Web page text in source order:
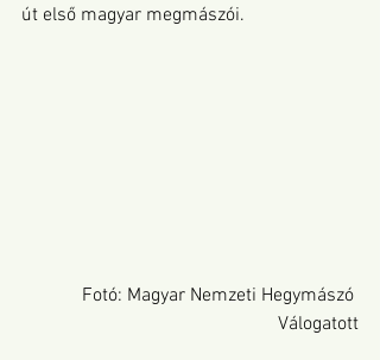
út első magyar megmászói.
Fotó: Magyar Nemzeti Hegymászó
Válogatott